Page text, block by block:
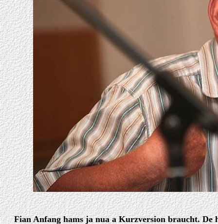
Fian Anfang hams ja nua a Kurzversion braucht. De